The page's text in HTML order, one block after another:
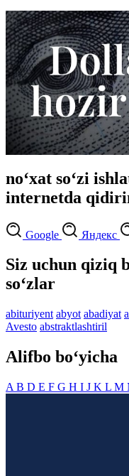
no‘xat so‘zi
internetda
Google Яндекс
Siz uchun qiziq
so‘zlar
abituriyent abyot abadiyat
Avesto abstraktlashtiril
Alifbo bo‘yicha
A B D E F G H I J K L M